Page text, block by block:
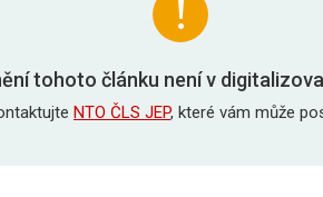
tohoto článku není v
NTO ČLS JEP, které vám může